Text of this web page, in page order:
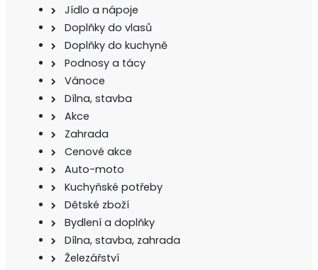
Jídlo a nápoje
Doplňky do vlasů
Doplňky do kuchyně
Podnosy a tácy
Vánoce
Dílna, stavba
Akce
Zahrada
Cenové akce
Auto-moto
Kuchyňské potřeby
Dětské zboží
Bydlení a doplňky
Dílna, stavba, zahrada
Železářství